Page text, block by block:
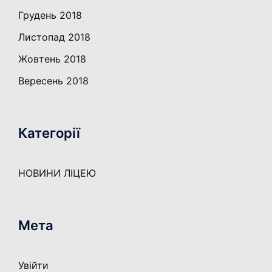
Грудень 2018
Листопад 2018
Жовтень 2018
Вересень 2018
Категорії
НОВИНИ ЛІЦЕЮ
Мета
Увійти